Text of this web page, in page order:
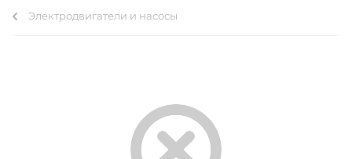
Электродвигатели и насосы